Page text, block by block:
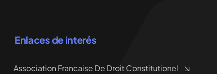
Enlaces de interés
Association Francaise De Droit Constitutionel